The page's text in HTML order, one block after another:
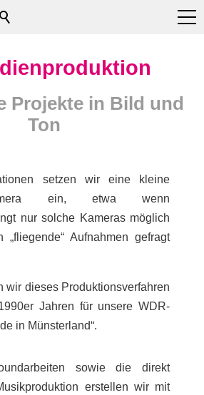
Projekte in Bild und
Ton
setzen wir eine kleine
ein, etwa wenn
nur solche Kameras möglich
Aufnahmen gefragt
wir dieses Produktionsverfahren
Jahren für unsere WDR-
in Münsterland“.
sowie die direkt
erstellen wir mit